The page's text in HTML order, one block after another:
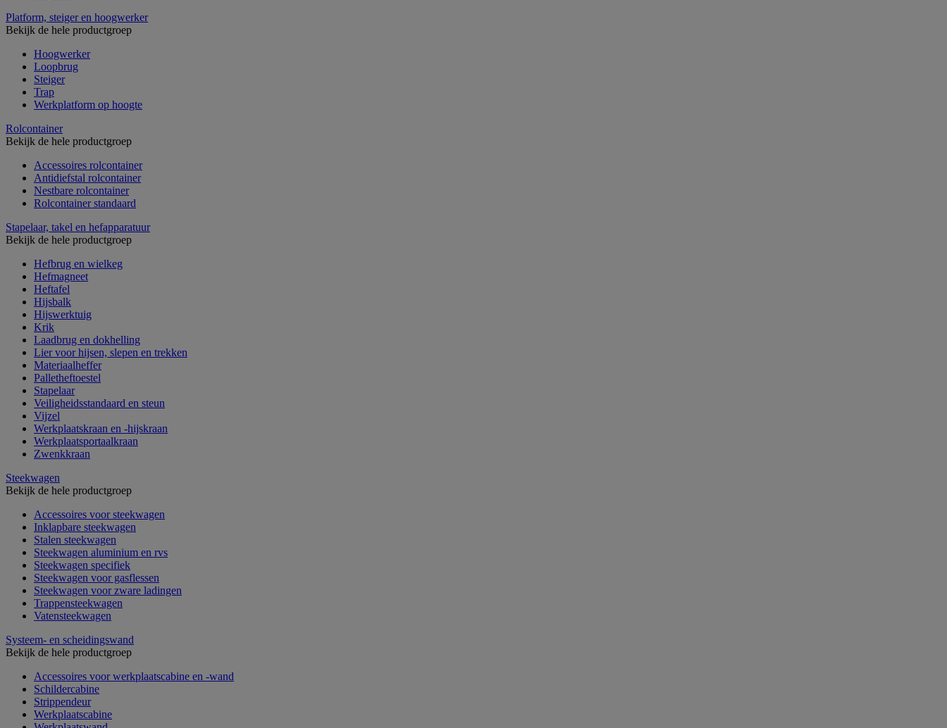
Platform, steiger en hoogwerker
Bekijk de hele productgroep
Hoogwerker
Loopbrug
Steiger
Trap
Werkplatform op hoogte
Rolcontainer
Bekijk de hele productgroep
Accessoires rolcontainer
Antidiefstal rolcontainer
Nestbare rolcontainer
Rolcontainer standaard
Stapelaar, takel en hefapparatuur
Bekijk de hele productgroep
Hefbrug en wielkeg
Hefmagneet
Heftafel
Hijsbalk
Hijswerktuig
Krik
Laadbrug en dokhelling
Lier voor hijsen, slepen en trekken
Materiaalheffer
Palletheftoestel
Stapelaar
Veiligheidsstandaard en steun
Vijzel
Werkplaatskraan en -hijskraan
Werkplaatsportaalkraan
Zwenkkraan
Steekwagen
Bekijk de hele productgroep
Accessoires voor steekwagen
Inklapbare steekwagen
Stalen steekwagen
Steekwagen aluminium en rvs
Steekwagen specifiek
Steekwagen voor gasflessen
Steekwagen voor zware ladingen
Trappensteekwagen
Vatensteekwagen
Systeem- en scheidingswand
Bekijk de hele productgroep
Accessoires voor werkplaatscabine en -wand
Schildercabine
Strippendeur
Werkplaatscabine